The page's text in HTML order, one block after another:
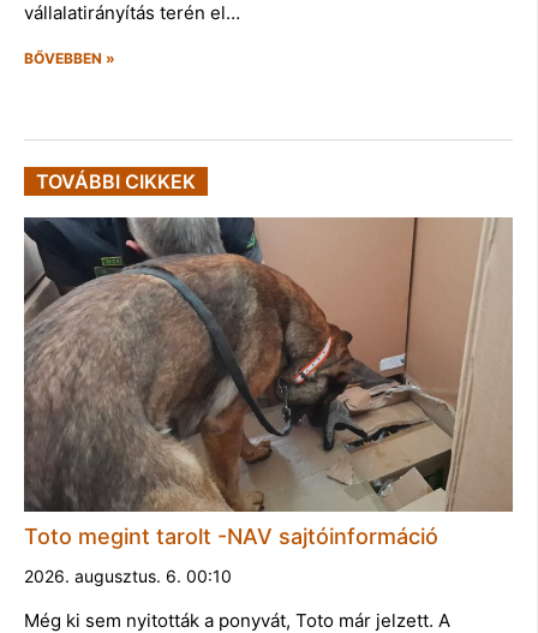
vállalatirányítás terén el…
BŐVEBBEN »
TOVÁBBI CIKKEK
Toto megint tarolt -NAV sajtóinformáció
2026. augusztus. 6. 00:10
Még ki sem nyitották a ponyvát, Toto már jelzett. A